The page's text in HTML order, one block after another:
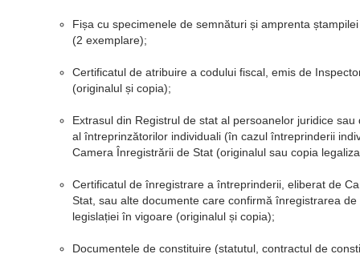
Fișa cu specimenele de semnături și amprenta
(2 exemplare);
Certificatul de atribuire a codului fiscal, emis de
(originalul și copia);
Extrasul din Registrul de stat al persoanelor juridice sau
al întreprinzătorilor individuali (în cazul întreprinderii
Camera Înregistrării de Stat (originalul sau copia
Certificatul de înregistrare a întreprinderii, eliberat de
Stat, sau alte documente care confirmă înregistrarea
legislației în vigoare (originalul și copia);
Documentele de constituire (statutul, contractul de